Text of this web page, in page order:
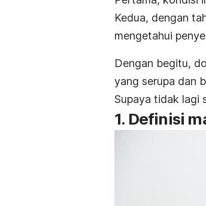
Kedua, dengan
mengetahui
Dengan begitu,
yang serupa dan
Supaya tidak lagi
1. Definisi